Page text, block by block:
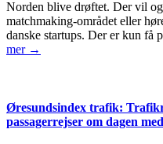
Norden blive drøftet. Der vil
matchmaking-området eller
danske startups. Der er kun få
mer →
Øresundsindex trafik:
passagerrejser om dagen